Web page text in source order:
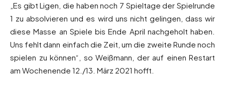
„Es gibt Ligen, die haben noch 7 Spieltage der Spielrunde
1 zu absolvieren und es wird uns nicht gelingen, dass wir
diese Masse an Spiele bis Ende April nachgeholt haben.
Uns fehlt dann einfach die Zeit, um die zweite Runde noch
spielen zu können“, so Weißmann, der auf einen Restart
am Wochenende 12./13. März 2021 hofft.